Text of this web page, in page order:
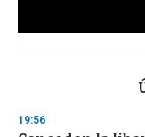
s
d
19:56